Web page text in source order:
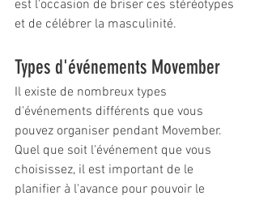
est l'occasion de briser ces stéréotypes
et de célébrer la masculinité.
Types d'événements Movember
Il existe de nombreux types
d'événements différents que vous
pouvez organiser pendant Movember.
Quel que soit l'événement que vous
choisissez, il est important de le
planifier à l'avance pour pouvoir le